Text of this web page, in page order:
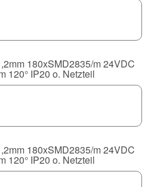
180xSMD2835/m 24VDC
120° IP20 o. Netzteil
180xSMD2835/m 24VDC
120° IP20 o. Netzteil